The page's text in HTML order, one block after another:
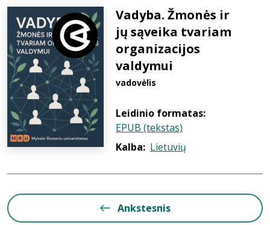
Vadyba. Žmonės ir
jų sąveika tvariam
organizacijos
valdymui
vadovėlis
Leidinio formatas:
EPUB (tekstas)
Kalba: Lietuvių
Ankstesnis